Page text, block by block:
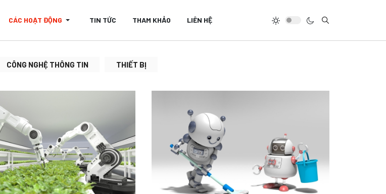
CÁC HOẠT ĐỘNG TIN TỨC THAM KHẢO LIÊN HỆ
CÔNG NGHỆ THÔNG TIN THIẾT BỊ